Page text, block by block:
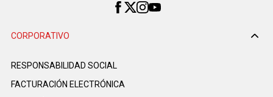
CORPORATIVO
RESPONSABILIDAD SOCIAL
FACTURACIÓN ELECTRÓNICA